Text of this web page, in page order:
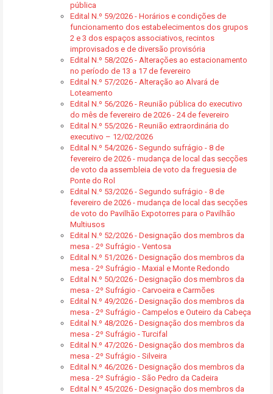
pública
Edital N.º 59/2026 - Horários e condições de
funcionamento dos estabelecimentos dos grupos
2 e 3 dos espaços associativos, recintos
improvisados e de diversão provisória
Edital N.º 58/2026 - Alterações ao estacionamento
no período de 13 a 17 de fevereiro
Edital N.º 57/2026 - Alteração ao Alvará de
Loteamento
Edital N.º 56/2026 - Reunião pública do executivo
do mês de fevereiro de 2026 - 24 de fevereiro
Edital N.º 55/2026 - Reunião extraordinária do
executivo – 12/02/2026
Edital N.º 54/2026 - Segundo sufrágio - 8 de
fevereiro de 2026 - mudança de local das secções
de voto da assembleia de voto da freguesia de
Ponte do Rol
Edital N.º 53/2026 - Segundo sufrágio - 8 de
fevereiro de 2026 - mudança de local das secções
de voto do Pavilhão Expotorres para o Pavilhão
Multiusos
Edital N.º 52/2026 - Designação dos membros da
mesa - 2º Sufrágio - Ventosa
Edital N.º 51/2026 - Designação dos membros da
mesa - 2º Sufrágio - Maxial e Monte Redondo
Edital N.º 50/2026 - Designação dos membros da
mesa - 2º Sufrágio - Carvoeira e Carmões
Edital N.º 49/2026 - Designação dos membros da
mesa - 2º Sufrágio - Campelos e Outeiro da Cabeça
Edital N.º 48/2026 - Designação dos membros da
mesa - 2º Sufrágio - Turcifal
Edital N.º 47/2026 - Designação dos membros da
mesa - 2º Sufrágio - Silveira
Edital N.º 46/2026 - Designação dos membros da
mesa - 2º Sufrágio - São Pedro da Cadeira
Edital N.º 45/2026 - Designação dos membros da